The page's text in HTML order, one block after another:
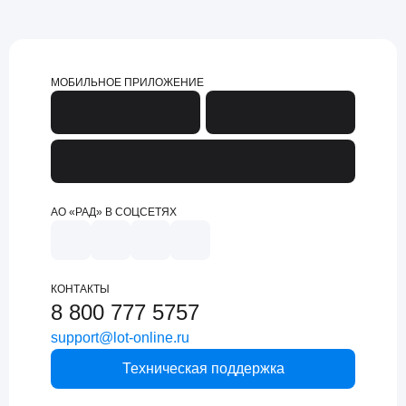
МОБИЛЬНОЕ ПРИЛОЖЕНИЕ
АО «РАД» В СОЦСЕТЯХ
КОНТАКТЫ
8 800 777 5757
support@lot-online.ru
Техническая поддержка